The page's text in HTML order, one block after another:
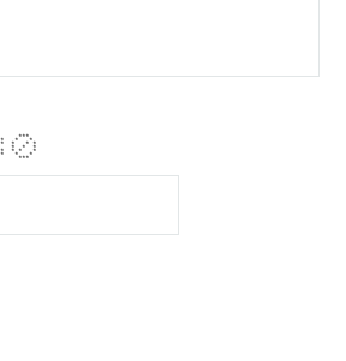
***
* *
* *
* * *
* * *
* *
***